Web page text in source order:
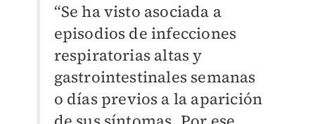
“Se ha visto asociada a
episodios de infecciones
respiratorias altas y
gastrointestinales semanas
o días previos a la aparición